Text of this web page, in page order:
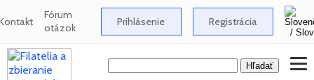
Fórum
otázok Prihlásenie Registrácia